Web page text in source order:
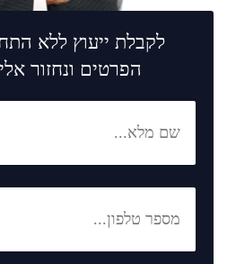
לקבלת ייעוץ ללא
הפרטים ונחזור